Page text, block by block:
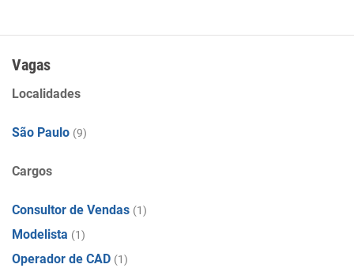
Vagas
Localidades
São Paulo (9)
Cargos
Consultor de Vendas (1)
Modelista (1)
Operador de CAD (1)